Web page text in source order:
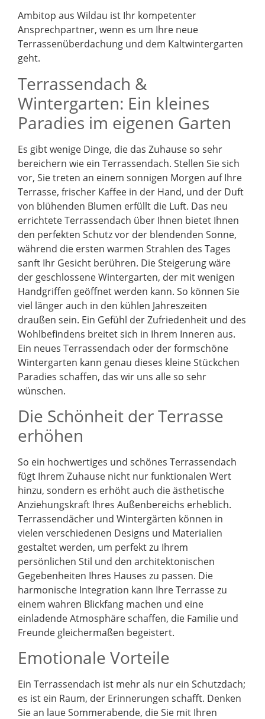
Ambitop aus Wildau ist Ihr kompetenter
Ansprechpartner, wenn es um Ihre neue
Terrassenüberdachung und dem Kaltwintergarten
geht.
Terrassendach &
Wintergarten: Ein kleines
Paradies im eigenen Garten
Es gibt wenige Dinge, die das Zuhause so sehr
bereichern wie ein Terrassendach. Stellen Sie sich
vor, Sie treten an einem sonnigen Morgen auf Ihre
Terrasse, frischer Kaffee in der Hand, und der Duft
von blühenden Blumen erfüllt die Luft. Das neu
errichtete Terrassendach über Ihnen bietet Ihnen
den perfekten Schutz vor der blendenden Sonne,
während die ersten warmen Strahlen des Tages
sanft Ihr Gesicht berühren. Die Steigerung wäre
der geschlossene Wintergarten, der mit wenigen
Handgriffen geöffnet werden kann. So können Sie
viel länger auch in den kühlen Jahreszeiten
draußen sein. Ein Gefühl der Zufriedenheit und des
Wohlbefindens breitet sich in Ihrem Inneren aus.
Ein neues Terrassendach oder der formschöne
Wintergarten kann genau dieses kleine Stückchen
Paradies schaffen, das wir uns alle so sehr
wünschen.
Die Schönheit der Terrasse
erhöhen
So ein hochwertiges und schönes Terrassendach
fügt Ihrem Zuhause nicht nur funktionalen Wert
hinzu, sondern es erhöht auch die ästhetische
Anziehungskraft Ihres Außenbereichs erheblich.
Terrassendächer und Wintergärten können in
vielen verschiedenen Designs und Materialien
gestaltet werden, um perfekt zu Ihrem
persönlichen Stil und den architektonischen
Gegebenheiten Ihres Hauses zu passen. Die
harmonische Integration kann Ihre Terrasse zu
einem wahren Blickfang machen und eine
einladende Atmosphäre schaffen, die Familie und
Freunde gleichermaßen begeistert.
Emotionale Vorteile
Ein Terrassendach ist mehr als nur ein Schutzdach;
es ist ein Raum, der Erinnerungen schafft. Denken
Sie an laue Sommerabende, die Sie mit Ihren